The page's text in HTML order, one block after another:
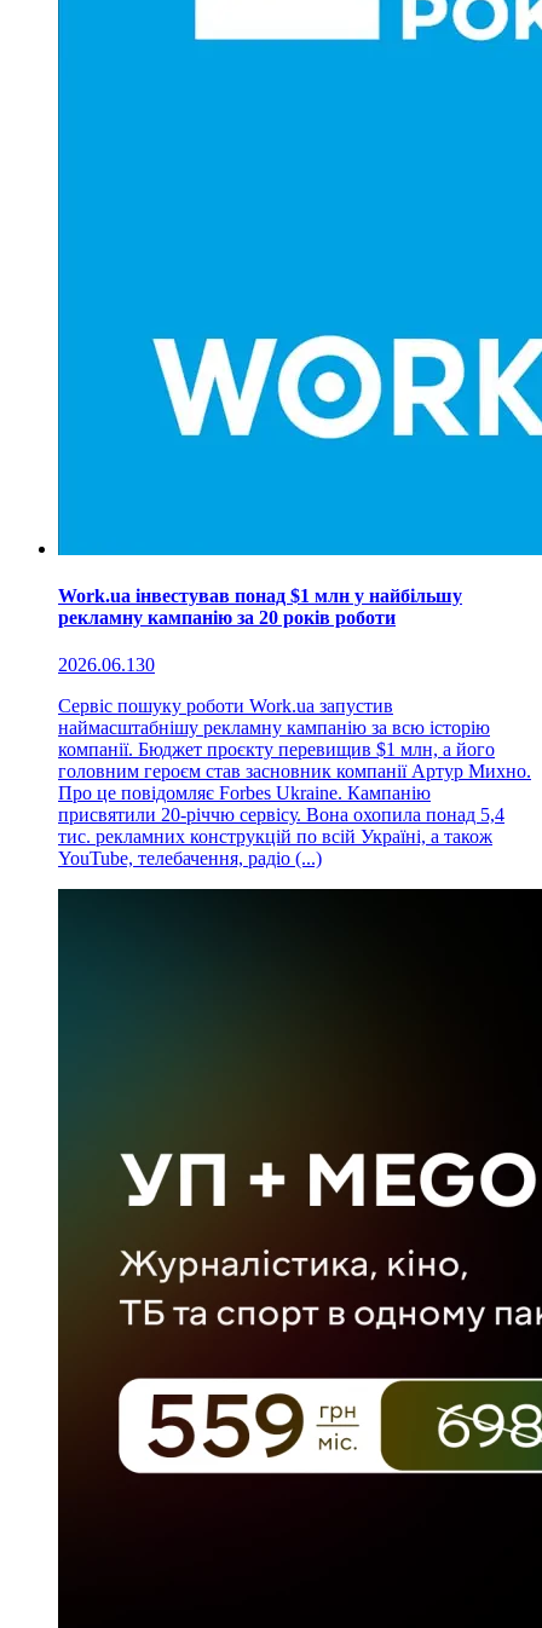
Work.ua інвестував понад $1 млн у найбільшу
рекламну кампанію за 20 років роботи
2026.06.130
Сервіс пошуку роботи Work.ua запустив
наймасштабнішу рекламну кампанію за всю історію
компанії. Бюджет проєкту перевищив $1 млн, а його
головним героєм став засновник компанії Артур Михно.
Про це повідомляє Forbes Ukraine. Кампанію
присвятили 20-річчю сервісу. Вона охопила понад 5,4
тис. рекламних конструкцій по всій Україні, а також
YouTube, телебачення, радіо (...)